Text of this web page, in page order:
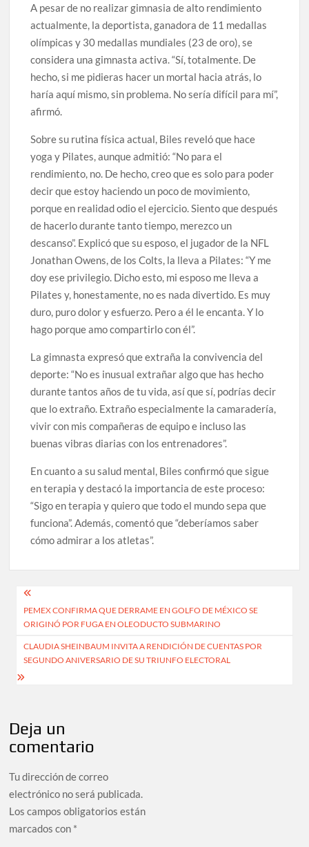
A pesar de no realizar gimnasia de alto rendimiento
actualmente, la deportista, ganadora de 11 medallas
olímpicas y 30 medallas mundiales (23 de oro), se
considera una gimnasta activa. “Sí, totalmente. De
hecho, si me pidieras hacer un mortal hacia atrás, lo
haría aquí mismo, sin problema. No sería difícil para mí”,
afirmó.
Sobre su rutina física actual, Biles reveló que hace
yoga y Pilates, aunque admitió: “No para el
rendimiento, no. De hecho, creo que es solo para poder
decir que estoy haciendo un poco de movimiento,
porque en realidad odio el ejercicio. Siento que después
de hacerlo durante tanto tiempo, merezco un
descanso”. Explicó que su esposo, el jugador de la NFL
Jonathan Owens, de los Colts, la lleva a Pilates: “Y me
doy ese privilegio. Dicho esto, mi esposo me lleva a
Pilates y, honestamente, no es nada divertido. Es muy
duro, puro dolor y esfuerzo. Pero a él le encanta. Y lo
hago porque amo compartirlo con él”.
La gimnasta expresó que extraña la convivencia del
deporte: “No es inusual extrañar algo que has hecho
durante tantos años de tu vida, así que sí, podrías decir
que lo extraño. Extraño especialmente la camaradería,
vivir con mis compañeras de equipo e incluso las
buenas vibras diarias con los entrenadores”.
En cuanto a su salud mental, Biles confirmó que sigue
en terapia y destacó la importancia de este proceso:
“Sigo en terapia y quiero que todo el mundo sepa que
funciona”. Además, comentó que “deberíamos saber
cómo admirar a los atletas”.
Navegación
de
entradas
PEMEX CONFIRMA QUE DERRAME EN GOLFO DE MÉXICO SE
ORIGINÓ POR FUGA EN OLEODUCTO SUBMARINO
CLAUDIA SHEINBAUM INVITA A RENDICIÓN DE CUENTAS POR
SEGUNDO ANIVERSARIO DE SU TRIUNFO ELECTORAL
Deja un
comentario
Tu dirección de correo
electrónico no será publicada.
Los campos obligatorios están
marcados con *